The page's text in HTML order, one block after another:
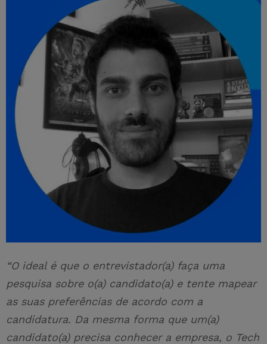
“O ideal é que o entrevistador(a) faça uma
pesquisa sobre o(a) candidato(a) e tente mapear
as suas preferências de acordo com a
candidatura. Da mesma forma que um(a)
candidato(a) precisa conhecer a empresa, o Tech